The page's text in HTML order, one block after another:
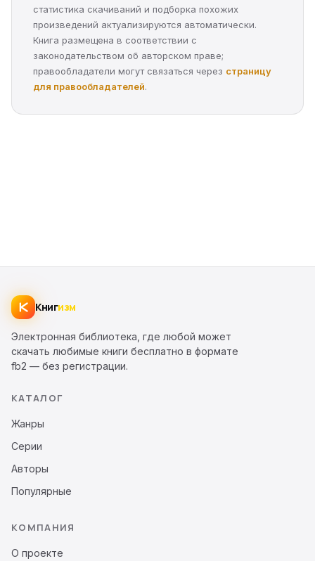
статистика скачиваний и подборка похожих
произведений актуализируются автоматически.
Книга размещена в соответствии с
законодательством об авторском праве;
правообладатели могут связаться через страницу
для правообладателей.
Книгизм
Электронная библиотека, где любой может
скачать любимые книги бесплатно в формате
fb2 — без регистрации.
КАТАЛОГ
Жанры
Серии
Авторы
Популярные
КОМПАНИЯ
О проекте